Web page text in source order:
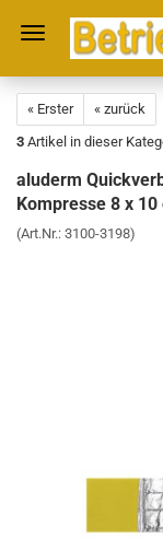
« Erster
« zurück
3 Artikel in dieser
aluderm
Kompresse 8 x 10
(Art.Nr.: 3100-3198)